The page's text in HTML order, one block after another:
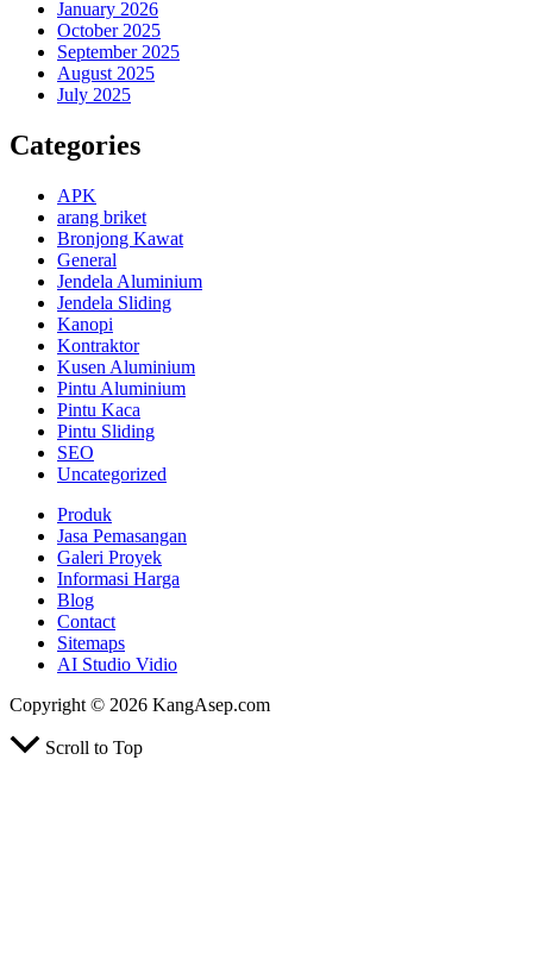
January 2026
October 2025
September 2025
August 2025
July 2025
Categories
APK
arang briket
Bronjong Kawat
General
Jendela Aluminium
Jendela Sliding
Kanopi
Kontraktor
Kusen Aluminium
Pintu Aluminium
Pintu Kaca
Pintu Sliding
SEO
Uncategorized
Produk
Jasa Pemasangan
Galeri Proyek
Informasi Harga
Blog
Contact
Sitemaps
AI Studio Vidio
Copyright © 2026 KangAsep.com
Scroll to Top